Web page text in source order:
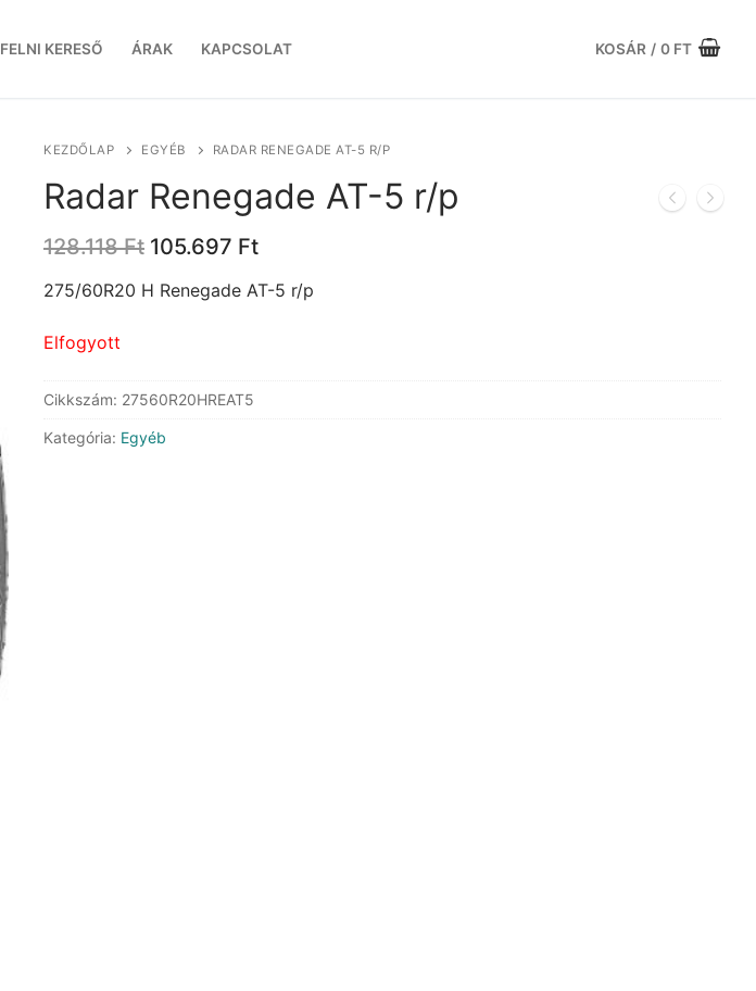
FELNI KERESŐ ÁRAK KAPCSOLAT KOSÁR / 0 FT
KEZDŐLAP EGYÉB RADAR RENEGADE AT-5 R/P
Radar Renegade AT-5 r/p
128.118Ft Original
was:
105.697 FtCurrent
is:
275/60R20 H Renegade AT-5 r/p
Elfogyott
Cikkszám: 27560R20HREAT5
Kategória: Egyéb